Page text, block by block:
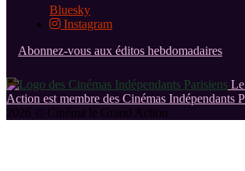
Bluesky
Instagram
Abonnez-vous aux éditos hebdomadaires
Action est membre des Cinémas Indépendants
2026 © Cinéma le Grand Action